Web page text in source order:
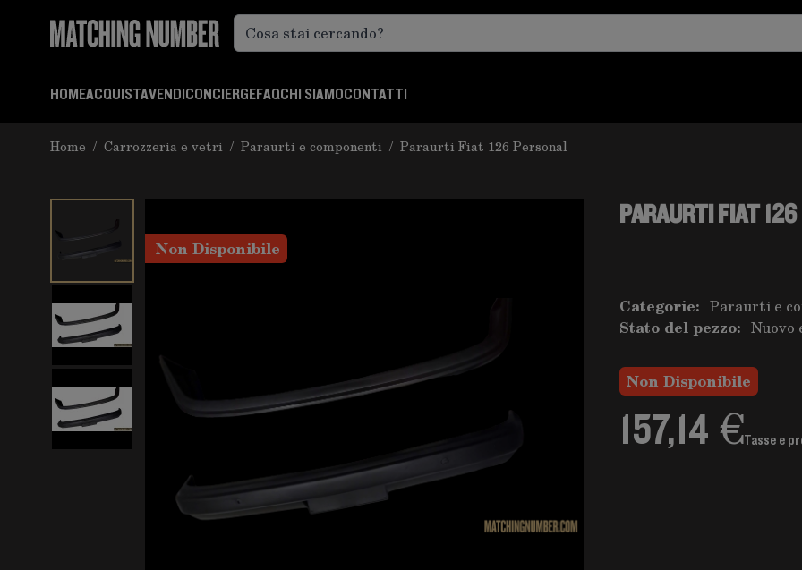
HOMEACQUISTAVENDICONCIERGEFAQCHI SIAMOCONTATTI
Home / Carrozzeria e vetri / Paraurti e componenti / Paraurti Fiat 126 Personal
PARAURTI FIAT
Non Disponibile
Categorie: Paraurti e
Stato del pezzo: Nuovo
Non Disponibile
157,14 €Tasse e